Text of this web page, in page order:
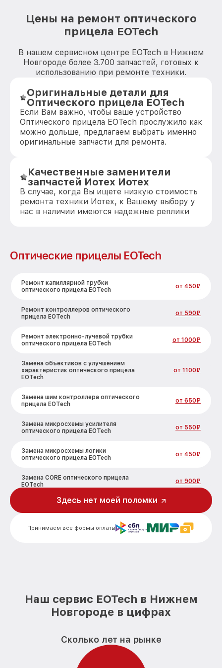
Цены на ремонт оптического
прицела EOTech
В нашем сервисном центре EOTech в Нижнем
Новгороде более 3.700 запчастей, готовых к
использованию при ремонте техники.
Оригинальные детали для
Оптического прицела EOTech
Если Вам важно, чтобы ваше устройство
Оптического прицела EOTech прослужило как
можно дольше, предлагаем выбрать именно
оригинальные запчасти для ремонта.
Качественные заменители
запчастей Иотех Иотех
В случае, когда Вы ищете низкую стоимость
ремонта техники Иотех, к Вашему выбору у
нас в наличии имеются надежные реплики
Оптические прицелы EOTech
Ремонт капиллярной трубки
оптического прицела EOTech
от 450₽
Ремонт контроллеров оптического
прицела EOTech
от 590₽
Ремонт электронно-лучевой трубки
оптического прицела EOTech
от 1000₽
Замена объективов с улучшением
характеристик оптического прицела
EOTech
от 1100₽
Замена шим контроллера оптического
прицела EOTech
от 650₽
Замена микросхемы усилителя
оптического прицела EOTech
от 550₽
Замена микросхемы логики
оптического прицела EOTech
от 450₽
Замена CORE оптического прицела
EOTech
от 900₽
Ремонт встроенного дальнометра и
других устройств оптического прицела
от 750₽
EOTech
от 2000₽
Восстановление питания оптического
Замена ключей управления оптического
Принимаем все формы оплаты
Здесь нет моей поломки
Наш сервис EOTech в Нижнем
Новгороде в цифрах
Сколько лет на рынке